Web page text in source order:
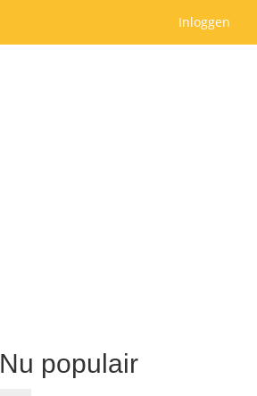
Inloggen
Nu populair